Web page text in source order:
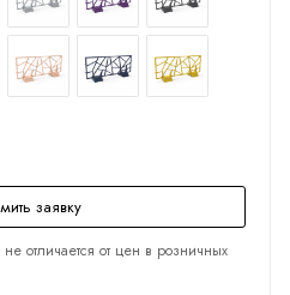
заявку
отличается от цен в розничных